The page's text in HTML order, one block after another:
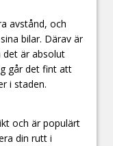
avstånd, och
bilar. Därav är
är absolut
går det fint att
i staden.
och är populärt
din rutt i